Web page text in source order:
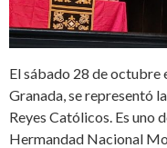
El sábado 28 de octubre
Granada, se representó
Reyes Católicos. Es uno
Hermandad Nacional